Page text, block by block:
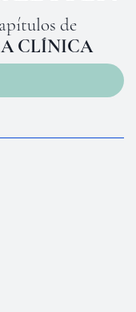
de
CLÍNICA